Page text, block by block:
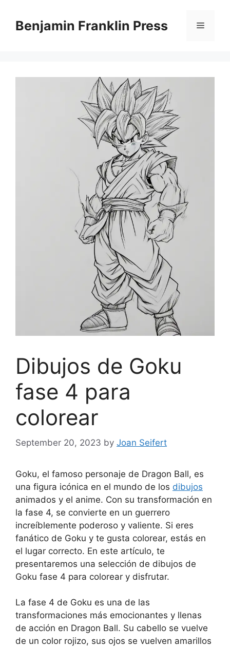
contentBenjamin Franklin Press Menu
Dibujos de Goku
fase 4 para
colorear
September 20, 2023 by Joan Seifert
Goku, el famoso personaje de Dragon Ball, es
una figura icónica en el mundo de los dibujos
animados y el anime. Con su transformación en
la fase 4, se convierte en un guerrero
increíblemente poderoso y valiente. Si eres
fanático de Goku y te gusta colorear, estás en
el lugar correcto. En este artículo, te
presentaremos una selección de dibujos de
Goku fase 4 para colorear y disfrutar.
La fase 4 de Goku es una de las
transformaciones más emocionantes y llenas
de acción en Dragon Ball. Su cabello se vuelve
de un color rojizo, sus ojos se vuelven amarillos